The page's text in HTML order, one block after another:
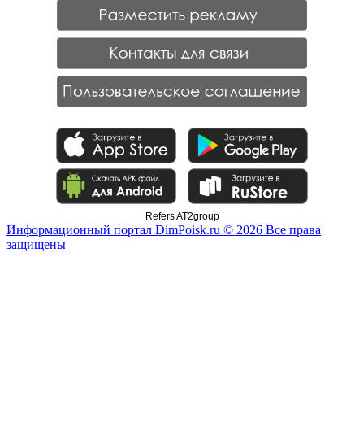
Refers AT2group
Информационный портал DimPoisk.ru © 2026 Все права
защищены